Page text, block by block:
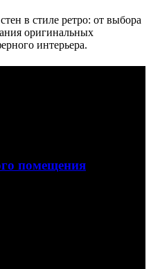
в стиле ретро: от выбора
оригинальных
интерьера.
помещения